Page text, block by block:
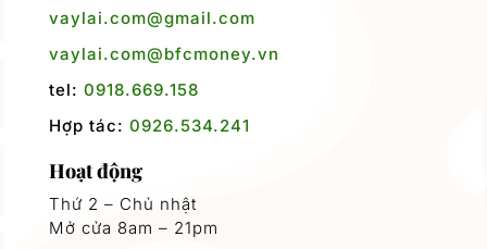
vaylai.com@gmail.com
vaylai.com@bfcmoney.vn
tel: 0918.669.158
Hợp tác: 0926.534.241
Hoạt động
Thứ 2 – Chủ nhật
Mở cửa 8am – 21pm